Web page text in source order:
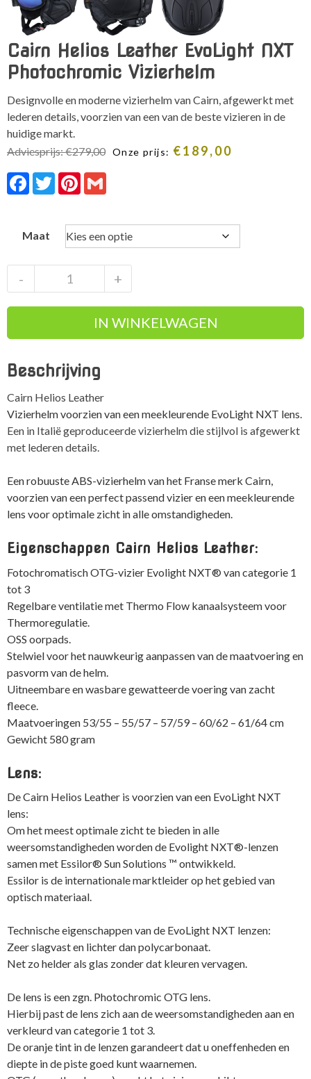
Cairn Helios Leather EvoLight NXT
Photochromic Vizierhelm
Designvolle en moderne vizierhelm van Cairn, afgewerkt met
lederen details, voorzien van een van de beste vizieren in de
huidige markt.
Adviesprijs:€279,00 Onze prijs: €189,00
Facebook
TwitterPinterest
Maat
Helios
Leather
NXT
Vizierhelm
+
-
IN WINKELWAGEN
Beschrijving
Cairn Helios Leather
Vizierhelm voorzien van een meekleurende EvoLight NXT lens.
Een in Italië geproduceerde vizierhelm die stijlvol is afgewerkt
met lederen details.
Een robuuste ABS-vizierhelm van het Franse merk Cairn,
voorzien van een perfect passend vizier en een meekleurende
lens voor optimale zicht in alle omstandigheden.
Eigenschappen Cairn Helios Leather:
Fotochromatisch OTG-vizier Evolight NXT® van categorie 1
tot 3
Regelbare ventilatie met Thermo Flow kanaalsysteem voor
Thermoregulatie.
OSS oorpads.
Stelwiel voor het nauwkeurig aanpassen van de maatvoering en
pasvorm van de helm.
Uitneembare en wasbare gewatteerde voering van zacht
fleece.
Maatvoeringen 53/55 – 55/57 – 57/59 – 60/62 – 61/64 cm
Gewicht 580 gram
Lens:
De Cairn Helios Leather is voorzien van een EvoLight NXT
lens:
Om het meest optimale zicht te bieden in alle
weersomstandigheden worden de Evolight NXT®-lenzen
samen met Essilor® Sun Solutions ™ ontwikkeld.
Essilor is de internationale marktleider op het gebied van
optisch materiaal.
Technische eigenschappen van de EvoLight NXT lenzen:
Zeer slagvast en lichter dan polycarbonaat.
Net zo helder als glas zonder dat kleuren vervagen.
De lens is een zgn. Photochromic OTG lens.
Hierbij past de lens zich aan de weersomstandigheden aan en
verkleurd van categorie 1 tot 3.
De oranje tint in de lenzen garandeert dat u oneffenheden en
diepte in de piste goed kunt waarnemen.